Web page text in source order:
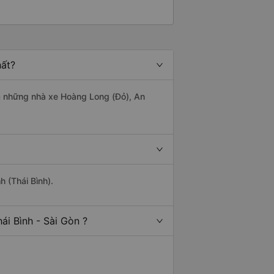
nhà xe Hoàng Long (Đỏ), An
(Thái Bình).
Bình - Sài Gòn ?